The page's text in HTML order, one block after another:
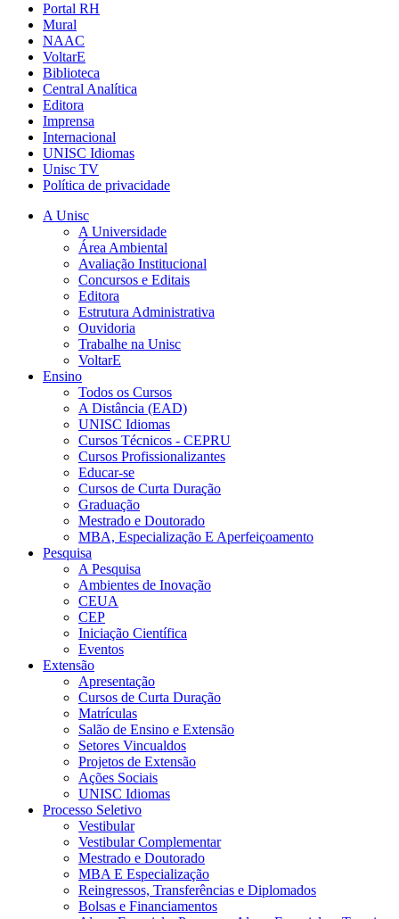
Portal RH
Mural
NAAC
VoltarE
Biblioteca
Central Analítica
Editora
Imprensa
Internacional
UNISC Idiomas
Unisc TV
Política de privacidade
A Unisc
A Universidade
Área Ambiental
Avaliação Institucional
Concursos e Editais
Editora
Estrutura Administrativa
Ouvidoria
Trabalhe na Unisc
VoltarE
Ensino
Todos os Cursos
A Distância (EAD)
UNISC Idiomas
Cursos Técnicos - CEPRU
Cursos Profissionalizantes
Educar-se
Cursos de Curta Duração
Graduação
Mestrado e Doutorado
MBA, Especialização E Aperfeiçoamento
Pesquisa
A Pesquisa
Ambientes de Inovação
CEUA
CEP
Iniciação Científica
Eventos
Extensão
Apresentação
Cursos de Curta Duração
Matrículas
Salão de Ensino e Extensão
Setores Vincualdos
Projetos de Extensão
Ações Sociais
UNISC Idiomas
Processo Seletivo
Vestibular
Vestibular Complementar
Mestrado e Doutorado
MBA E Especialização
Reingressos, Transferências e Diplomados
Bolsas e Financiamentos